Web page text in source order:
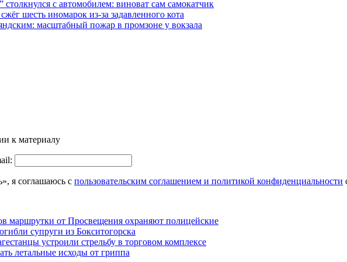
столкнулся с автомобилем: виноват сам самокатчик
шесть иномарок из-за задавленного кота
масштабный пожар в промзоне у вокзала
к материалу
я соглашаюсь с пользовательским соглашением и политикой конфиденциальности
маршрутки от Просвещения охраняют полицейские
супруги из Бокситогорска
устроили стрельбу в торговом комплексе
летальные исходы от гриппа